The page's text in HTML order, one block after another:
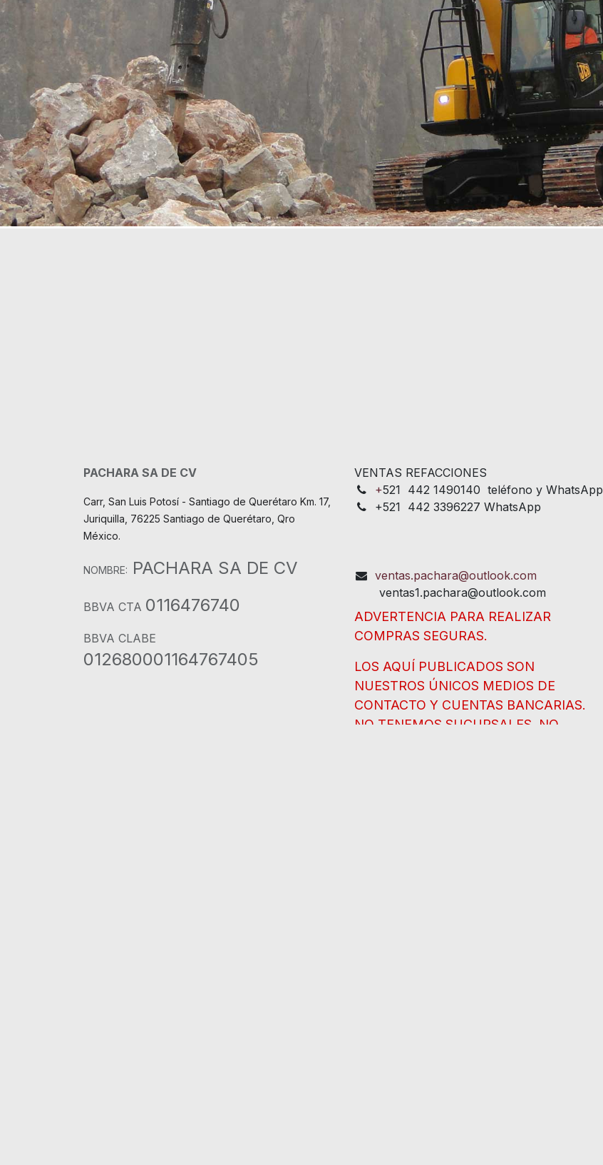
PACHARA SA DE CV
Carr, San Luis Potosí - Santiago de Querétaro Km. 17,
Juriquilla, 76225 Santiago de Querétaro, Qro
México.
NOMBRE: PACHARA SA DE CV
BBVA CTA 0116476740
BBVA CLABE
012680001164767405
VENTAS REFACCIONES
+521 442 1490140 teléfono y WhatsApp
+521 442 3396227 WhatsApp
ventas.pachara@outlook.com
ventas1.pachara@outlook.com
ADVERTENCIA PARA REALIZAR
COMPRAS SEGURAS.
LOS AQUÍ PUBLICADOS SON
NUESTROS ÚNICOS MEDIOS DE
CONTACTO Y CUENTAS BANCARIAS.
NO TENEMOS SUCURSALES, NO